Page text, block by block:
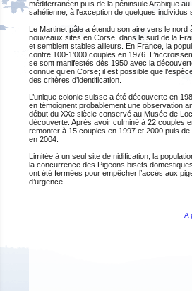
méditerranéen puis de la péninsule Arabique
sahélienne, à l’exception de quelques
Le Martinet pâle a étendu son aire vers le
nouveaux sites en Corse, dans le sud de la
et semblent stables ailleurs. En France, la
contre 100-1'000 couples en 1976.
se sont manifestés dès 1950 avec la
connue qu’en Corse; il est possible que
des critères d’identification.
L’unique colonie suisse a été découverte en
en témoignent probablement une observation
début du XXe siècle conservé au Musée de
découverte. Après avoir culminé à 22 couples
remonter à 15 couples en 1997 et 2000 puis
en 2004.
Limitée à un seul site de nidification, la
la concurrence des Pigeons bisets
ont été fermées pour empêcher l’accès aux
d’urgence.
A